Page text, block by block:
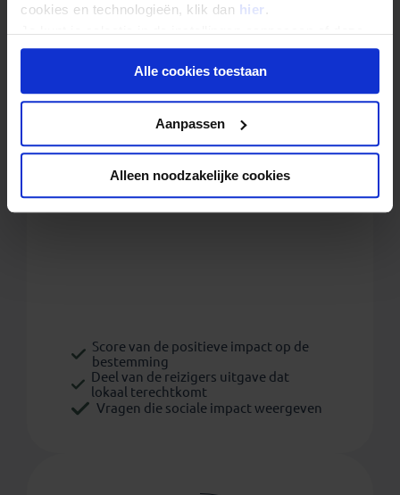
cookies en technologieën, klik dan hier .
Je kunt je selectie in de instellingen aanpassen of deze
onder aan de pagina op elk gewenst moment voor de
toekomst wijzigen.Alle cookies toestaan
Aanpassen
Alleen noodzakelijke cookies
Local Impact Score
van deze reis:55 /
Wat houdt dit cijfer in?
Score van de positieve impact op de
bestemming
Deel van de reizigers uitgave dat
lokaal terechtkomt
Vragen die sociale impact weergeven